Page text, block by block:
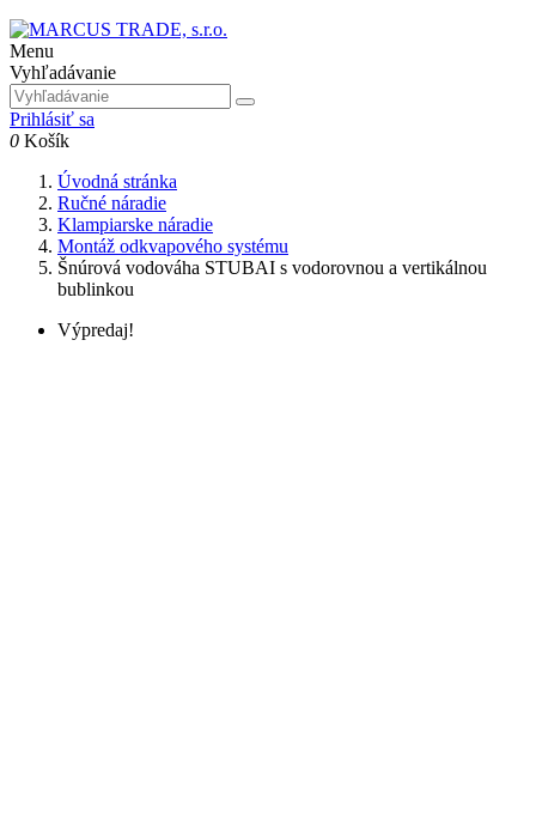
Menu
Vyhľadávanie
Prihlásiť sa
0 Košík
Úvodná stránka
Ručné náradie
Klampiarske náradie
Montáž odkvapového systému
Šnúrová vodováha STUBAI s vodorovnou a vertikálnou
bublinkou
Výpredaj!